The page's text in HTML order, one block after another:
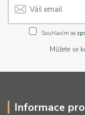
Souhlasím se
Můžete se
Informace